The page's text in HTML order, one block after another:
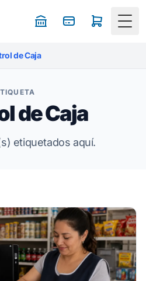
de Caja
de Caja
etiquetados aquí.